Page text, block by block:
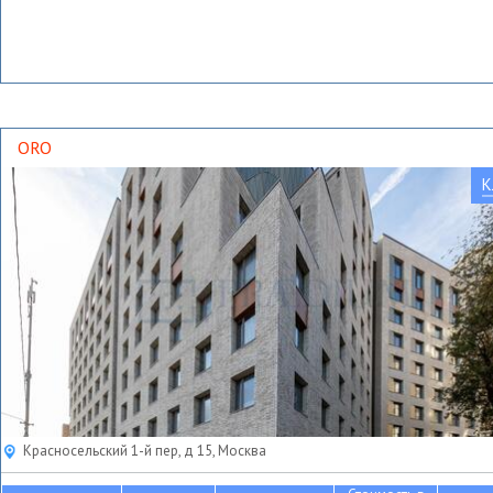
ORO
Красносельский 1-й пер, д 15, Москва